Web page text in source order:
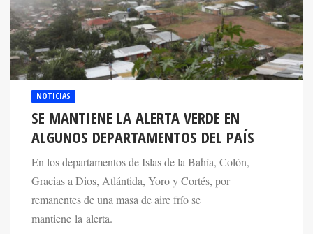
NOTICIAS
SE MANTIENE LA ALERTA VERDE EN
ALGUNOS DEPARTAMENTOS DEL PAÍS
En los departamentos de Islas de la Bahía, Colón,
Gracias a Dios, Atlántida, Yoro y Cortés, por
remanentes de una masa de aire frío se
mantiene la alerta.